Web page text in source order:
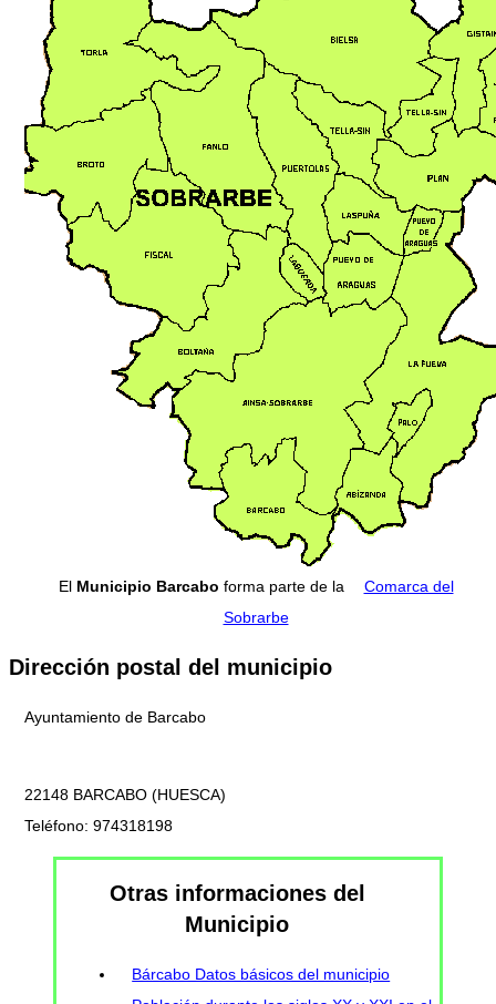
El Municipio Barcabo forma parte de la
Comarca del
Sobrarbe
Dirección postal del municipio
Ayuntamiento de Barcabo
22148 BARCABO (HUESCA)
Teléfono: 974318198
Otras informaciones del
Municipio
Bárcabo Datos básicos del municipio